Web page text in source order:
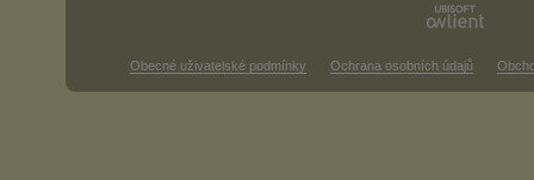
Obecné uživatelské podmínky Ochrana osobních údajů